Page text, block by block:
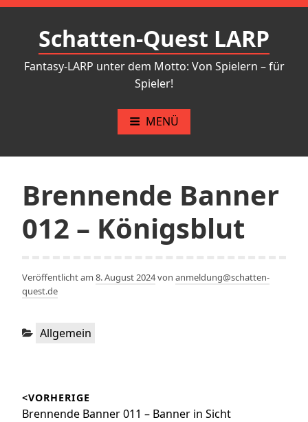
Zum
springenSchatten-Quest LARP
Fantasy-LARP unter dem Motto: Von Spielern – für
Spieler!
MENÜ
Brennende Banner
012 – Königsblut
Veröffentlicht am 8. August 2024von anmeldung@schatten-
quest.de
Kategorien:
Allgemein
<VORHERIGE
Vorheriger
Brennende Banner 011 – Banner in Sicht